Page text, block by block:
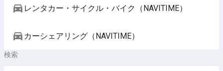
レンタカー・サイクル・バイク（NAVITIME）
カーシェアリング（NAVITIME）
検索